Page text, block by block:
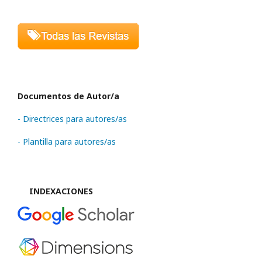
Documentos de Autor/a
- Directrices para autores/as
- Plantilla para autores/as
INDEXACIONES